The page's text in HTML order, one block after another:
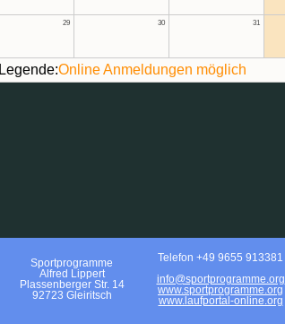
29 30 31
Legende:Online Anmeldungen möglich
Sportprogramme
Alfred Lippert
Plassenberger Str. 14
92723 Gleiritsch
Telefon +49 9655 913381
info@sportprogramme.org
www.sportprogramme.org
www.laufportal-online.org